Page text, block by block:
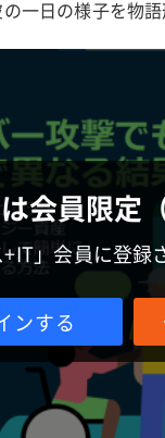
一日の様子を物語
会員限定
」会員に登録
ンする